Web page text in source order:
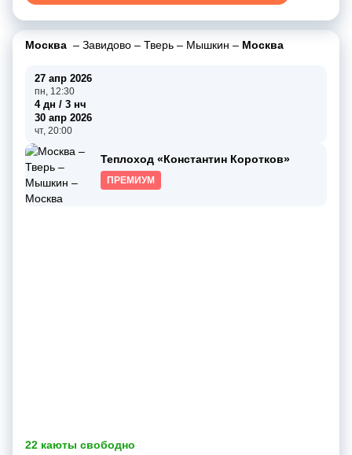
Москва – Завидово – Тверь – Мышкин – Москва
27 апр 2026
пн, 12:30
4 дн / 3 нч
30 апр 2026
чт, 20:00
Теплоход «Константин Коротков»
ПРЕМИУМ
22 каюты свободно